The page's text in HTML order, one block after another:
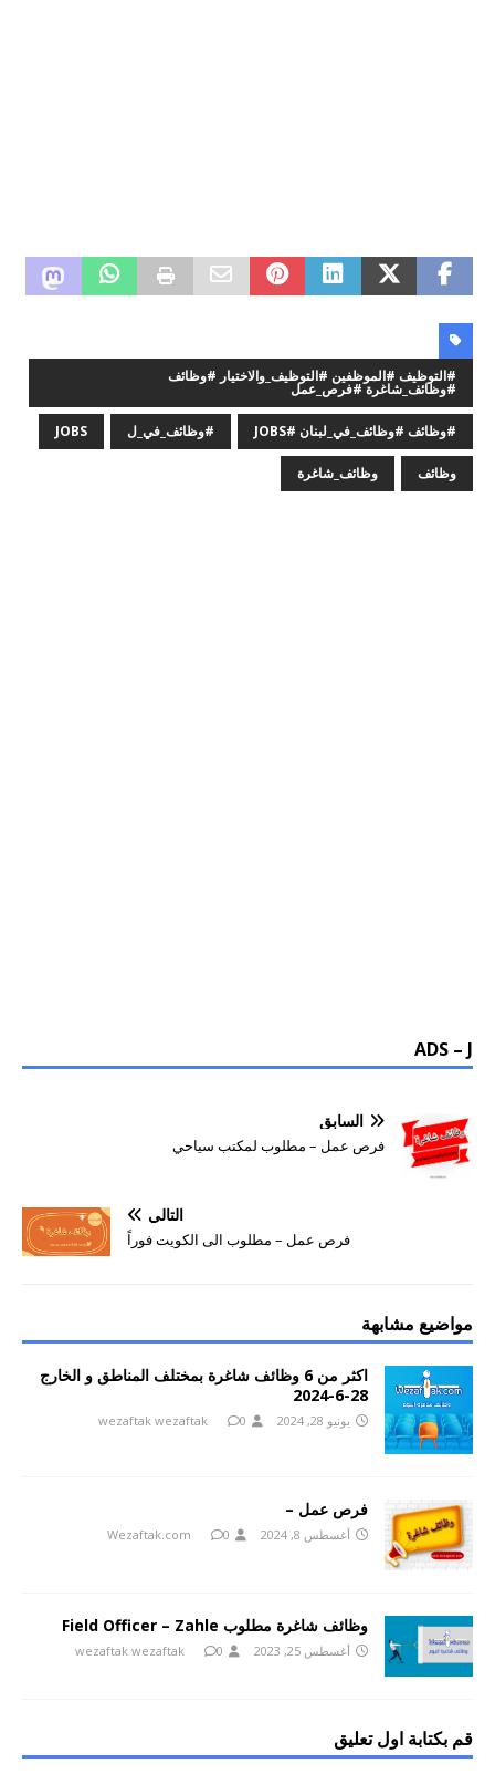
#التوظيف #الموظفين #التوظيف_والاختيار #وظائف
#وظائف_شاغرة #فرص_عمل
#وظائف #وظائف_في_لبنان #JOBS #وظائف_في_ل JOBS
وظائف وظائف_شاغرة
ADS – J
السابق
فرص عمل – مطلوب لمكتب سياحي
التالي
فرص عمل – مطلوب الى الكويت فوراً
مواضيع مشابهة
اكثر من 6 وظائف شاغرة بمختلف المناطق و الخارج
28-6-2024
يونيو 28, 2024 wezaftak wezaftak 0
فرص عمل –
أغسطس 8, 2024 Wezaftak.com 0
وظائف شاغرة مطلوب Field Officer – Zahle
أغسطس 25, 2023 wezaftak wezaftak 0
قم بكتابة اول تعليق